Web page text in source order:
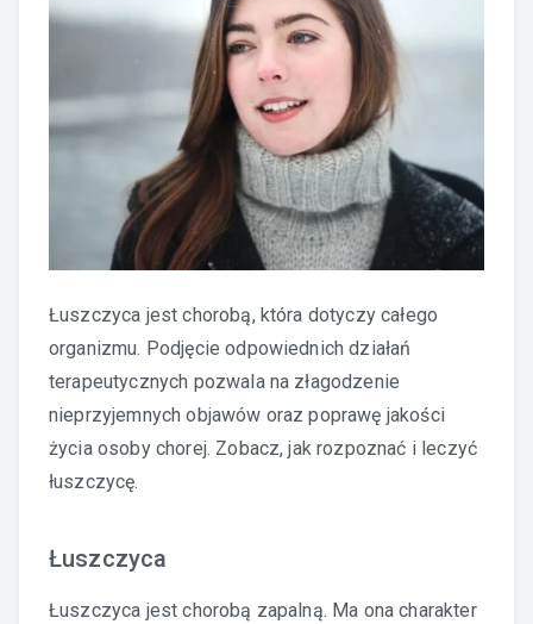
Łuszczyca jest chorobą, która dotyczy całego
organizmu. Podjęcie odpowiednich działań
terapeutycznych pozwala na złagodzenie
nieprzyjemnych objawów oraz poprawę jakości
życia osoby chorej. Zobacz, jak rozpoznać i leczyć
łuszczycę.
Łuszczyca
Łuszczyca jest chorobą zapalną. Ma ona charakter